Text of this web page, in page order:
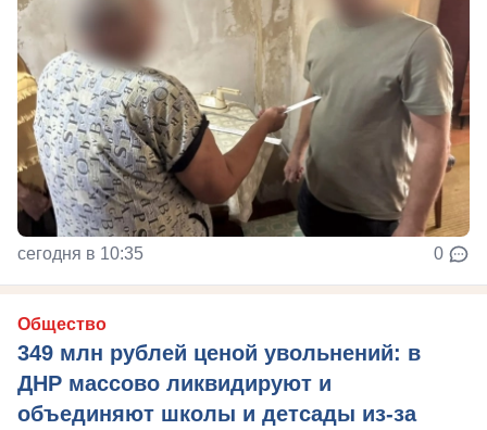
сегодня в 10:35 0
Общество
349 млн рублей ценой увольнений: в
ДНР массово ликвидируют и
объединяют школы и детсады из-за